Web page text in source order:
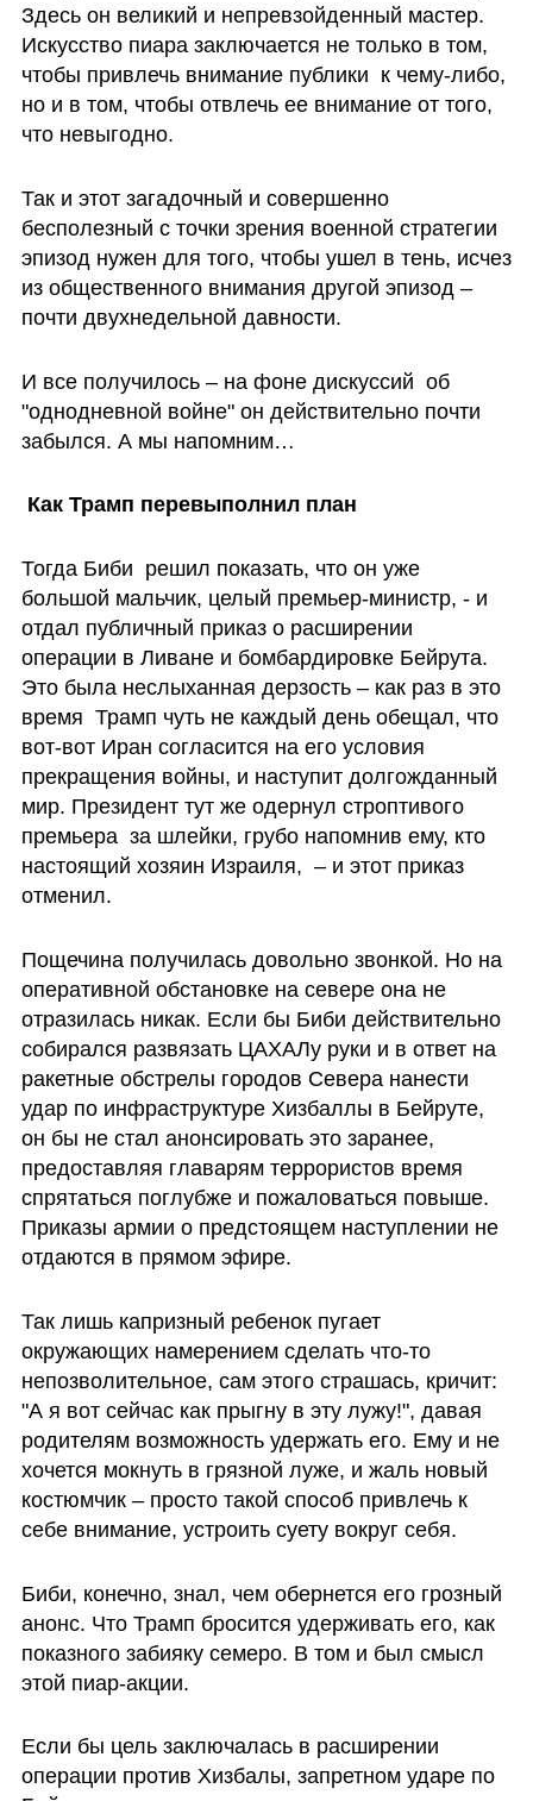
Здесь он великий и непревзойденный мастер.
Искусство пиара заключается не только в том,
чтобы привлечь внимание публики  к чему-либо,
но и в том, чтобы отвлечь ее внимание от того,
что невыгодно.
Так и этот загадочный и совершенно
бесполезный с точки зрения военной стратегии
эпизод нужен для того, чтобы ушел в тень, исчез
из общественного внимания другой эпизод –
почти двухнедельной давности.
И все получилось – на фоне дискуссий  об
"однодневной войне" он действительно почти
забылся. А мы напомним…
Как Трамп перевыполнил план
Тогда Биби  решил показать, что он уже
большой мальчик, целый премьер-министр, - и
отдал публичный приказ о расширении
операции в Ливане и бомбардировке Бейрута.
Это была неслыханная дерзость – как раз в это
время  Трамп чуть не каждый день обещал, что
вот-вот Иран согласится на его условия
прекращения войны, и наступит долгожданный
мир. Президент тут же одернул строптивого
премьера  за шлейки, грубо напомнив ему, кто
настоящий хозяин Израиля,  – и этот приказ
отменил.
Пощечина получилась довольно звонкой. Но на
оперативной обстановке на севере она не
отразилась никак. Если бы Биби действительно
собирался развязать ЦАХАЛу руки и в ответ на
ракетные обстрелы городов Севера нанести
удар по инфраструктуре Хизбаллы в Бейруте,
он бы не стал анонсировать это заранее,
предоставляя главарям террористов время
спрятаться поглубже и пожаловаться повыше.
Приказы армии о предстоящем наступлении не
отдаются в прямом эфире.
Так лишь капризный ребенок пугает
окружающих намерением сделать что-то
непозволительное, сам этого страшась, кричит:
"А я вот сейчас как прыгну в эту лужу!", давая
родителям возможность удержать его. Ему и не
хочется мокнуть в грязной луже, и жаль новый
костюмчик – просто такой способ привлечь к
себе внимание, устроить суету вокруг себя.
Биби, конечно, знал, чем обернется его грозный
анонс. Что Трамп бросится удерживать его, как
показного забияку семеро. В том и был смысл
этой пиар-акции.
Если бы цель заключалась в расширении
операции против Хизбалы, запретном ударе по